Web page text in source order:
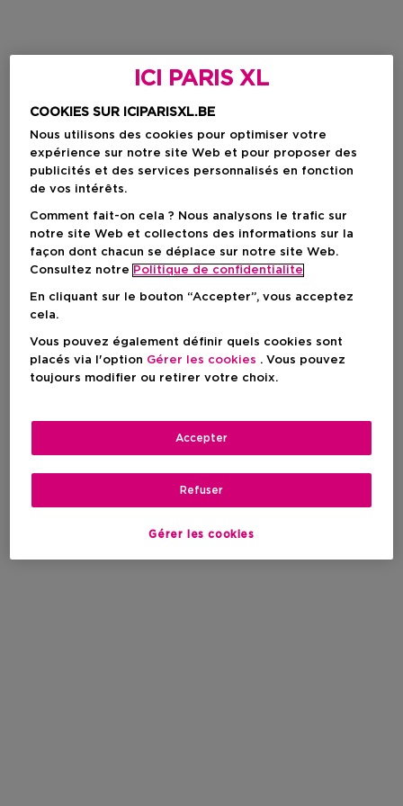
ICI PARIS XL
COOKIES SUR ICIPARISXL.BE
Nous utilisons des cookies pour optimiser votre
expérience sur notre site Web et pour proposer des
publicités et des services personnalisés en fonction
de vos intérêts.
Comment fait-on cela ? Nous analysons le trafic sur
notre site Web et collectons des informations sur la
façon dont chacun se déplace sur notre site Web.
Consultez notre Politique de confidentialite
En cliquant sur le bouton “Accepter”, vous acceptez
cela.
Vous pouvez également définir quels cookies sont
placés via l'option Gérer les cookies . Vous pouvez
toujours modifier ou retirer votre choix.
Gérer les cookies
Refuser
Accepter